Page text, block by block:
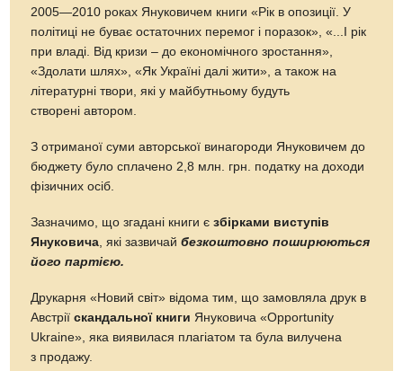
2005—2010 роках Януковичем книги «Рік в опозиції. У
політиці не буває остаточних перемог і поразок», «...І рік
при владі. Від кризи – до економічного зростання»,
«Здолати шлях», «Як Україні далі жити», а також на
літературні твори, які у майбутньому будуть
створені автором.
З отриманої суми авторської винагороди Януковичем до
бюджету було сплачено 2,8 млн. грн. податку на доходи
фізичних осіб.
Зазначимо, що згадані книги єзбірками виступів
Януковича , які зазвичайбезкоштовно поширюються
його партією.
Друкарня «Новий світ» відома тим, що замовляла друк в
Австріїскандальної книги Януковича «Opportunity
Ukraine», яка виявилася плагіатом та була вилучена
з продажу.